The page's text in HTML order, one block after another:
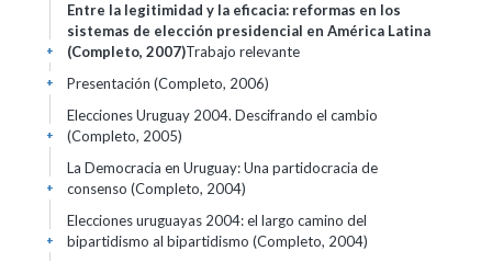
Entre la legitimidad y la eficacia: reformas en los
sistemas de elección presidencial en América Latina
(Completo, 2007)Trabajo relevante
+
Presentación (Completo, 2006)
+
Elecciones Uruguay 2004. Descifrando el cambio
(Completo, 2005)
+
La Democracia en Uruguay: Una partidocracia de
consenso (Completo, 2004)
+
Elecciones uruguayas 2004: el largo camino del
bipartidismo al bipartidismo (Completo, 2004)
+